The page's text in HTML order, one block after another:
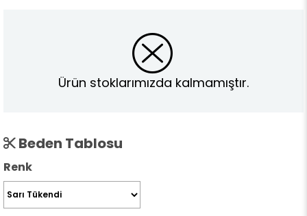
Ürün stoklarımızda kalmamıştır.
Beden Tablosu
Renk